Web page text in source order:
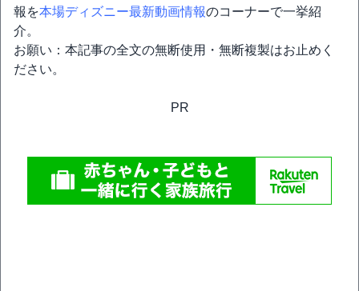
報を本場ディズニー最新動画情報のコーナーで一挙紹
介。
お願い：本記事の全文の無断使用・無断複製はお止めく
ださい。
PR